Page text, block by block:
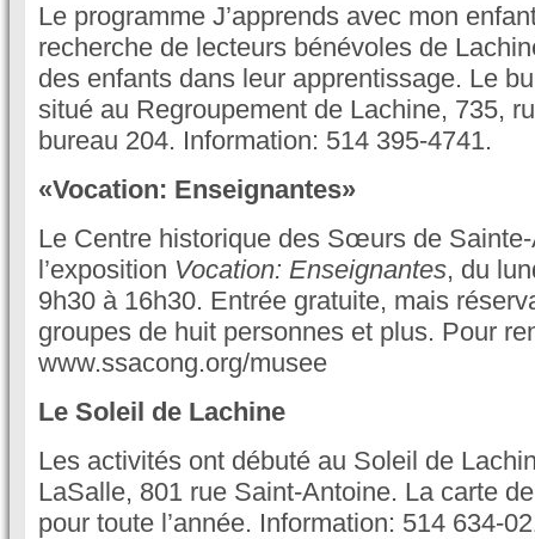
Le programme J’apprends avec mon
recherche de lecteurs bénévoles de
des enfants dans leur apprentissage. Le
situé au Regroupement de Lachine, 735,
bureau 204. Information: 514 395-4741.
«Vocation: Enseignantes»
Le Centre historique des Sœurs de
l’exposition Vocation: Enseignantes, du
9h30 à 16h30. Entrée gratuite, mais
groupes de huit personnes et plus. Pour
www.ssacong.org/musee
Le Soleil de Lachine
Les activités ont débuté au Soleil de
LaSalle, 801 rue Saint-Antoine. La carte
pour toute l’année. Information: 514 634-